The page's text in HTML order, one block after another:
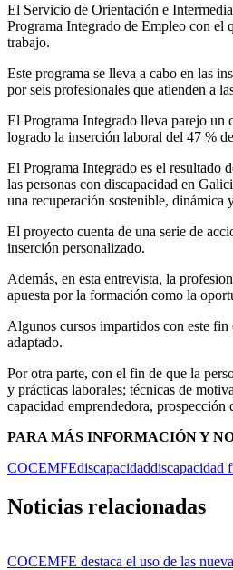
El Servicio de Orientación e
Programa Integrado de Empleo con el
trabajo.
Este programa se lleva a cabo en las
por seis profesionales que atienden a
El Programa Integrado lleva parejo un
logrado la inserción laboral del 47 %
El Programa Integrado es el
las personas con discapacidad en
una recuperación sostenible, dinámica
El proyecto cuenta de una serie de
inserción personalizado.
Además, en esta entrevista, la
apuesta por la formación como la
Algunos cursos impartidos con este
adaptado.
Por otra parte, con el fin de que la
y prácticas laborales; técnicas de
capacidad emprendedora,
PARA MÁS INFORMACIÓN Y
COCEMFEdiscapacidaddiscapacidad
Noticias relacionadas
COCEMFE destaca el uso de las